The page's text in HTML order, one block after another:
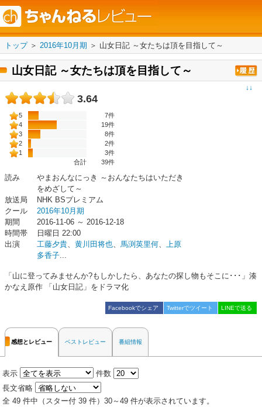
トップ＞ 2016年10月期 ＞ 山女日記 ～女たちは頂を目指して～
山女日記 ～女たちは頂を目指して～
↓↓
3.64
5
7件
4
19件
3
8件
2
2件
1
3件
合計
39件
読み
やまおんなにっき ～おんなたちはいただき
をめざして～
放送局
NHK BSプレミアム
クール
2016年10月期
期間
2016-11-06 ～ 2016-12-18
時間帯
日曜日 22:00
出演
工藤夕貴、 黄川田将也、 馬渕英里何、 上原
多香子...
「山に登ってみませんか?もしかしたら、あなたの探し物もそこに･･･」湊
かなえ原作 「山女日記」をドラマ化
Facebookでシェア Twitterでツイート LINEで送る
感想とレビュー ベストレビュー 番組情報
表示
件数
長文省略
全 49 件中（スター付 39 件）30～49 件が表示されています。